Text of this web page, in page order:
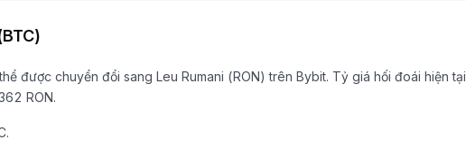
được chuyển đổi sang Leu Rumani (RON) trên Bybit. Tỷ giá hối đoái hiện tại
RON.